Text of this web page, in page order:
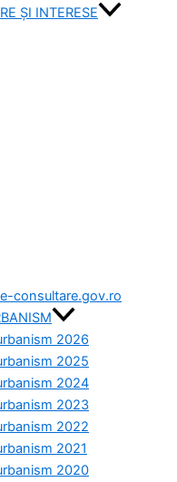
ȘI INTERESE
consultare.gov.ro
2026
2025
2024
2023
2022
2021
2020